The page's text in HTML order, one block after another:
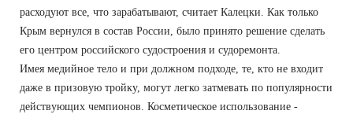
расходуют все, что зарабатывают, считает Калецки. Как только
Крым вернулся в состав России, было принято решение сделать
его центром российского судостроения и судоремонта.
Имея медийное тело и при должном подходе, те, кто не входит
даже в призовую тройку, могут легко затмевать по популярности
действующих чемпионов. Косметическое использование -